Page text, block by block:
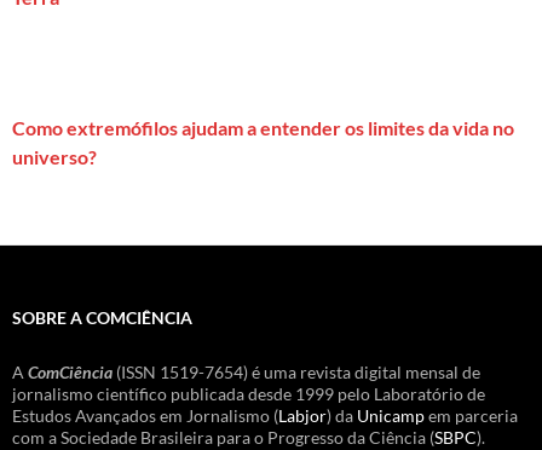
Como extremófilos ajudam a entender os limites da vida no
universo?
SOBRE A COMCIÊNCIA
A ComCiência (ISSN 1519-7654) é uma revista digital mensal de
jornalismo científico publicada desde 1999 pelo Laboratório de
Estudos Avançados em Jornalismo (Labjor) da Unicampem parceria
com a Sociedade Brasileira para o Progresso da Ciência (SBPC).